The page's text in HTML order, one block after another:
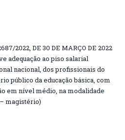
2022, DE 30 DE MARÇO DE 2022
adequação ao piso salarial
nacional, dos profissionais do
público da educação básica, com
em nível médio, na modalidade
magistério)